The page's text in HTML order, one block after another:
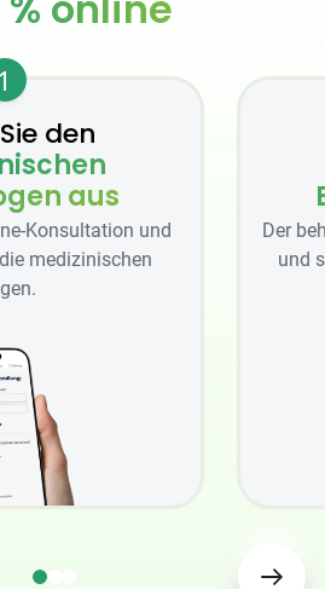
1
den
aus
Konsultation und
medizinischen
Der
und